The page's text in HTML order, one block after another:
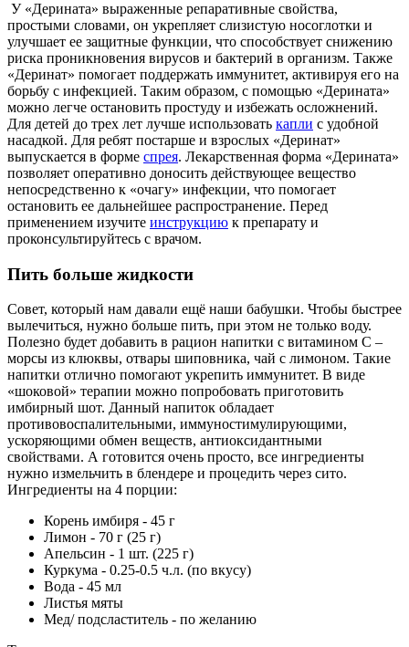
У «Дерината» выраженные репаративные свойства,
простыми словами, он укрепляет слизистую носоглотки и
улучшает ее защитные функции, что способствует снижению
риска проникновения вирусов и бактерий в организм. Также
«Деринат» помогает поддержать иммунитет, активируя его на
борьбу с инфекцией. Таким образом, с помощью «Дерината»
можно легче остановить простуду и избежать осложнений.
Для детей до трех лет лучше использовать капли с удобной
насадкой. Для ребят постарше и взрослых «Деринат»
выпускается в форме спрея. Лекарственная форма «Дерината»
позволяет оперативно доносить действующее вещество
непосредственно к «очагу» инфекции, что помогает
остановить ее дальнейшее распространение. Перед
применением изучите инструкцию к препарату и
проконсультируйтесь с врачом.
Пить больше жидкости
Совет, который нам давали ещё наши бабушки. Чтобы быстрее
вылечиться, нужно больше пить, при этом не только воду.
Полезно будет добавить в рацион напитки с витамином С –
морсы из клюквы, отвары шиповника, чай с лимоном. Такие
напитки отлично помогают укрепить иммунитет. В виде
«шоковой» терапии можно попробовать приготовить
имбирный шот. Данный напиток обладает
противовоспалительными, иммуностимулирующими,
ускоряющими обмен веществ, антиоксидантными
свойствами. А готовится очень просто, все ингредиенты
нужно измельчить в блендере и процедить через сито.
Ингредиенты на 4 порции:
Корень имбиря - 45 г
Лимон - 70 г (25 г)
Апельсин - 1 шт. (225 г)
Куркума - 0.25-0.5 ч.л. (по вкусу)
Вода - 45 мл
Листья мяты
Мед/ подсластитель - по желанию